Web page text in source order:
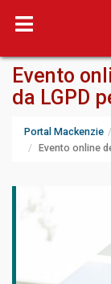
Evento
da LGPD
Portal Mackenzie
Evento online